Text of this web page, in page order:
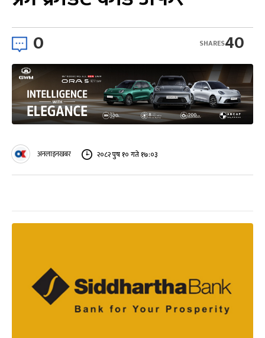
0 40
SHARES
अनलाइनखबर २०८२ पुष १० गते १७:०३